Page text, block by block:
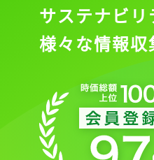
サステナビリ
様々な情報